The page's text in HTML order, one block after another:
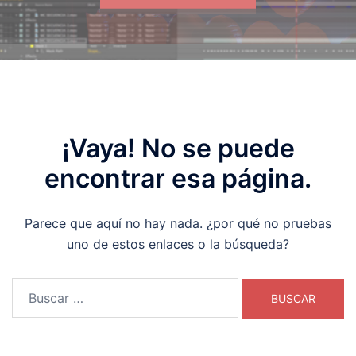
¡Vaya! No se puede
encontrar esa página.
Parece que aquí no hay nada. ¿por qué no pruebas
uno de estos enlaces o la búsqueda?